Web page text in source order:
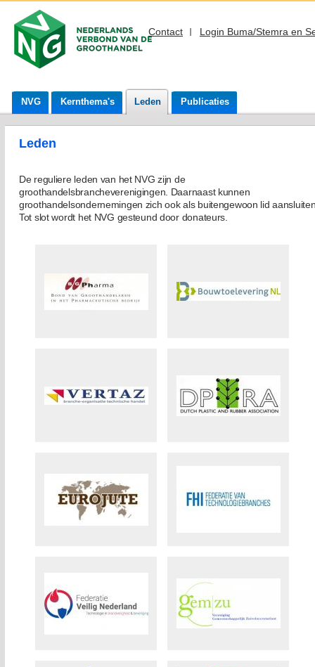
Contact Login Buma/Stemra en
NVG Kernthema's Leden Publicaties
Leden
De reguliere leden van het NVG zijn de
groothandelsbrancheverenigingen. Daarnaast kunnen
groothandelsondernemingen zich ook als buitengewoon lid
Tot slot wordt het NVG gesteund door donateurs.